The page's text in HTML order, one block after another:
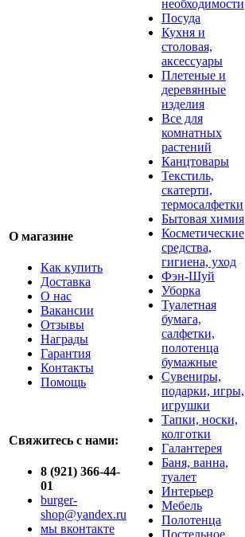
О магазине
Как купить
Доставка
О нас
Вакансии
Отзывы
Награды
Гарантия
Контакты
Помощь
Свяжитесь с нами:
8 (921) 366-44-
01
burger-
shop@yandex.ru
мы вконтакте
необходимости
Посуда
Кухня и
столовая,
аксессуары
Плетеные и
деревянные
изделия
Все для
комнатных
растений
Канцтовары
Текстиль,
скатерти,
термосалфетки
Бытовая химия
Косметические
средства,
гигиена, уход
Фэн-Шуй
Уборка
Туалетная
бумага,
салфетки,
полотенца
бумажные
Сувениры,
подарки, игры,
игрушки
Тапки, носки,
колготки
Галантерея
Баня, ванна,
туалет
Интерьер
Мебель
Полотенца
Постельное